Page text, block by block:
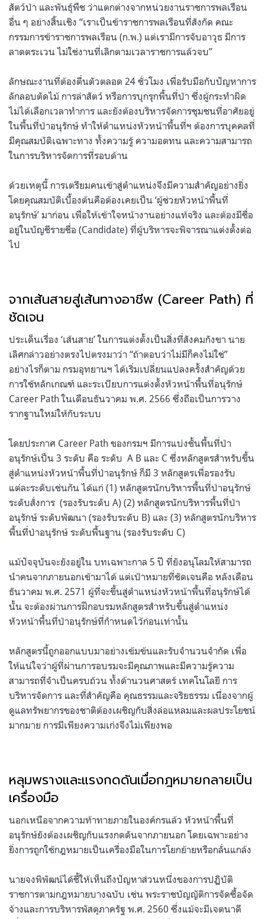
สัตว์ป่า และพันธุ์พืช ว่าแตกต่างจากหน่วยงานราชการพลเรือน
อื่น ๆ อย่างสิ้นเชิง “เราเป็นข้าราชการพลเรือนที่สังกัด คณะ
กรรมการข้าราชการพลเรือน (ก.พ.) แต่เรามีการจับอาวุธ มีการ
ลาดตระเวน ไม่ใช่งานที่เลิกตามเวลาราชการแล้วจบ”
ลักษณะงานที่ต้องตื่นตัวตลอด 24 ชั่วโมง เพื่อรับมือกับปัญหาการ
ลักลอบตัดไม้ การล่าสัตว์ หรือการบุกรุกพื้นที่ป่า ซึ่งผู้กระทำผิด
ไม่ได้เลือกเวลาทำการ และยังต้องบริหารจัดการชุมชนที่อาศัยอยู่
ในพื้นที่ป่าอนุรักษ์ ทำให้ตำแหน่งหัวหน้าพื้นที่ฯ ต้องการบุคคลที่
มีคุณสมบัติเฉพาะทาง ทั้งความรู้ ความอดทน และความสามารถ
ในการบริหารจัดการที่รอบด้าน
ด้วยเหตุนี้ การเตรียมคนเข้าสู่ตำแหน่งจึงมีความสำคัญอย่างยิ่ง
โดยคุณสมบัติเบื้องต้นคือต้องเคยเป็น ‘ผู้ช่วยหัวหน้าพื้นที่
อนุรักษ์’ มาก่อน เพื่อให้เข้าใจหน้างานอย่างแท้จริง และต้องมีชื่อ
อยู่ในบัญชีรายชื่อ (Candidate) ที่ผู้บริหารจะพิจารณาแต่งตั้งต่อ
ไป
จากเส้นสายสู่เส้นทางอาชีพ (Career Path) ที่
ชัดเจน
ประเด็นเรื่อง ‘เส้นสาย’ ในการแต่งตั้งเป็นสิ่งที่สังคมกังขา นาย
เลิศกล่าวอย่างตรงไปตรงมาว่า “ถ้าตอบว่าไม่มีก็คงไม่ใช่”
อย่างไรก็ตาม กรมอุทยานฯ ได้เริ่มเปลี่ยนแปลงครั้งสำคัญด้วย
การใช้หลักเกณฑ์ และระเบียบการแต่งตั้งหัวหน้าพื้นที่อนุรักษ์
Career Path ในเดือนธันวาคม พ.ศ. 2566 ซึ่งถือเป็นการวาง
รากฐานใหม่ให้กับระบบ
โดยประกาศ Career Path ของกรมฯ มีการแบ่งชั้นพื้นที่ป่า
อนุรักษ์เป็น 3 ระดับ คือ ระดับ A B และ C ซึ่งหลักสูตรสำหรับขึ้น
สู่ตำแหน่งหัวหน้าพื้นที่ป่าอนุรักษ์ ก็มี 3 หลักสูตรเพื่อรองรับ
แต่ละระดับเช่นกัน ได้แก่ (1) หลักสูตรนักบริหารพื้นที่ป่าอนุรักษ์
ระดับสั่งการ (รองรับระดับ A) (2) หลักสูตรนักบริหารพื้นที่ป่า
อนุรักษ์ ระดับพัฒนา (รองรับระดับ B) และ (3) หลักสูตรนักบริหาร
พื้นที่ป่าอนุรักษ์ ระดับพื้นฐาน (รองรับระดับ C)
แม้ปัจจุบันจะยังอยู่ใน บทเฉพาะกาล 5 ปี ที่ยังอนุโลมให้สามารถ
นำคนจากภายนอกเข้ามาได้ แต่เป้าหมายที่ชัดเจนคือ หลังเดือน
ธันวาคม พ.ศ. 2571 ผู้ที่จะขึ้นสู่ตำแหน่งหัวหน้าพื้นที่อนุรักษ์ได้
นั้น จะต้องผ่านการฝึกอบรมหลักสูตรสำหรับขึ้นสู่ตำแหน่ง
หัวหน้าพื้นที่ป่าอนุรักษ์ที่กำหนดไว้ก่อนเท่านั้น
หลักสูตรนี้ถูกออกแบบมาอย่างเข้มข้นและรับจำนวนจำกัด เพื่อ
ให้แน่ใจว่าผู้ที่ผ่านการอบรมจะมีคุณภาพและมีความรู้ความ
สามารถที่จำเป็นครบถ้วน ทั้งด้านวนศาสตร์ เทคโนโลยี การ
บริหารจัดการ และที่สำคัญคือ คุณธรรมและจริยธรรม เนื่องจากผู้
ดูแลทรัพยากรของชาติต้องเผชิญกับสิ่งล่อแหลมและผลประโยชน์
มากมาย การมีเพียงความเก่งจึงไม่เพียงพอ
หลุมพรางและแรงกดดันเมื่อกฎหมายกลายเป็น
เครื่องมือ
นอกเหนือจากความท้าทายภายในองค์กรแล้ว หัวหน้าพื้นที่
อนุรักษ์ยังต้องเผชิญกับแรงกดดันจากภายนอก โดยเฉพาะอย่าง
ยิ่งการถูกใช้กฎหมายเป็นเครื่องมือในการโยกย้ายหรือกลั่นแกล้ง
นายจงพิพัฒน์ได้ชี้ให้เห็นถึงปัญหาส่วนหนึ่งของการปฏิบัติ
ราชการตามกฎหมายบางฉบับ เช่น พระราชบัญญัติการจัดซื้อจัด
จ้างและการบริหารพัสดุภาครัฐ พ.ศ. 2560 ซึ่งแม้จะมีเจตนาดี